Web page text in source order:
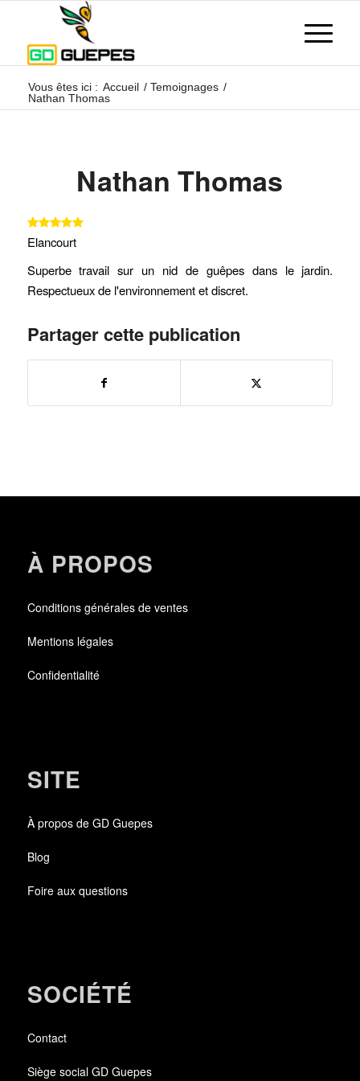
Vous êtes ici : Accueil / Temoignages /
Nathan Thomas
Nathan Thomas
Elancourt
Superbe travail sur un nid de guêpes dans le jardin.
Respectueux de l'environnement et discret.
Partager cette publication
À PROPOS
Conditions générales de ventes
Mentions légales
Confidentialité
SITE
À propos de GD Guepes
Blog
Foire aux questions
SOCIÉTÉ
Contact
Siège social GD Guepes